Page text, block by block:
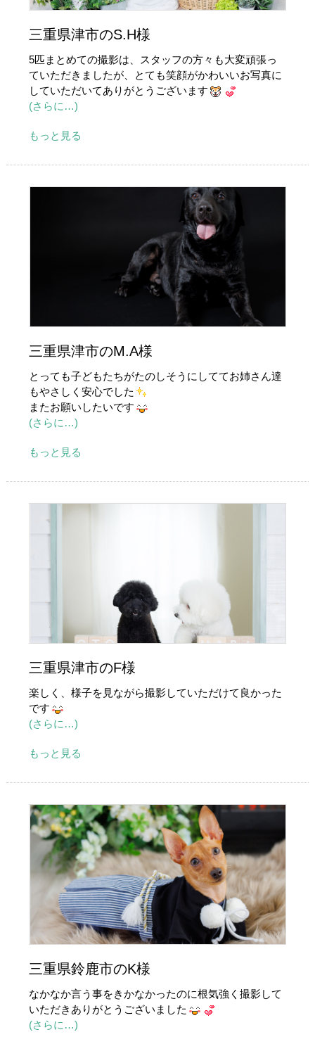
三重県津市のS.H様
5匹まとめての撮影は、スタッフの方々も大変頑張っ
ていただきましたが、とても笑顔がかわいいお写真に
していただいてありがとうございます
(さらに…)
もっと見る
三重県津市のM.A様
とっても子どもたちがたのしそうにしててお姉さん達
もやさしく安心でした
またお願いしたいです
(さらに…)
もっと見る
三重県津市のF様
楽しく、様子を見ながら撮影していただけて良かった
です
(さらに…)
もっと見る
三重県鈴鹿市のK様
なかなか言う事をきかなかったのに根気強く撮影して
いただきありがとうございました
(さらに…)